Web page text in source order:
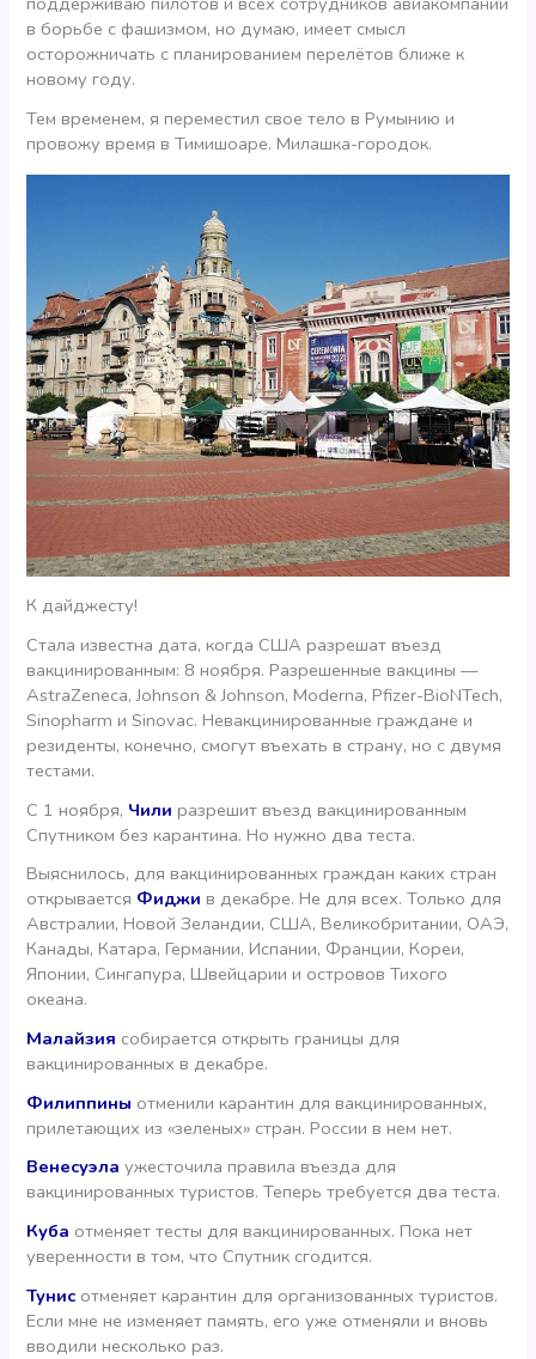
в борьбе с фашизмом, но думаю, имеет смысл
осторожничать с планированием перелётов ближе к
новому году.
Тем временем, я переместил свое тело в Румынию и
провожу время в Тимишоаре. Милашка-городок.
К дайджесту!
Стала известна дата, когда США разрешат въезд
вакцинированным: 8 ноября. Разрешенные вакцины —
AstraZeneca, Johnson & Johnson, Moderna, Pfizer-BioNTech,
Sinopharm и Sinovac. Невакцинированные граждане и
резиденты, конечно, смогут въехать в страну, но с двумя
тестами.
С 1 ноября, Чили разрешит въезд вакцинированным
Спутником без карантина. Но нужно два теста.
Выяснилось, для вакцинированных граждан каких стран
открывается Фиджи в декабре. Не для всех. Только для
Австралии, Новой Зеландии, США, Великобритании, ОАЭ,
Канады, Катара, Германии, Испании, Франции, Кореи,
Японии, Сингапура, Швейцарии и островов Тихого
океана.
Малайзия собирается открыть границы для
вакцинированных в декабре.
Филиппины отменили карантин для вакцинированных,
прилетающих из «зеленых» стран. России в нем нет.
Венесуэла ужесточила правила въезда для
вакцинированных туристов. Теперь требуется два теста.
Куба отменяет тесты для вакцинированных. Пока нет
уверенности в том, что Спутник сгодится.
Тунис отменяет карантин для организованных туристов.
Если мне не изменяет память, его уже отменяли и вновь
вводили несколько раз.